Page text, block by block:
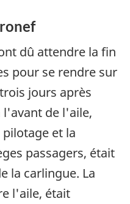
dû attendre la fin
pour se rendre sur
jours après
l'avant de l'aile,
et la
passagers, était
la carlingue. La
l'aile, était